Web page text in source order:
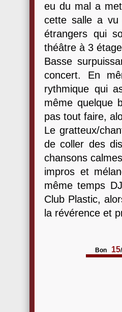
eu du mal a
cette salle a
étrangers qui
théâtre à 3
Basse
concert. En
rythmique qui
même quelque
pas tout faire,
Le gratteux/
de coller des
chansons
impros et
même temps
Club Plastic,
la révérence et
Bon 15